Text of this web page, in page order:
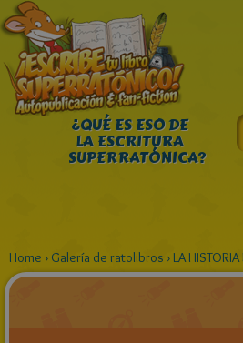
¿QUÉ ES ESO DE
LA ESCRITURA
SUPERRATÓNICA?
Home › Galería de ratolibros › LA